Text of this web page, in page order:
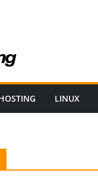
LINUX